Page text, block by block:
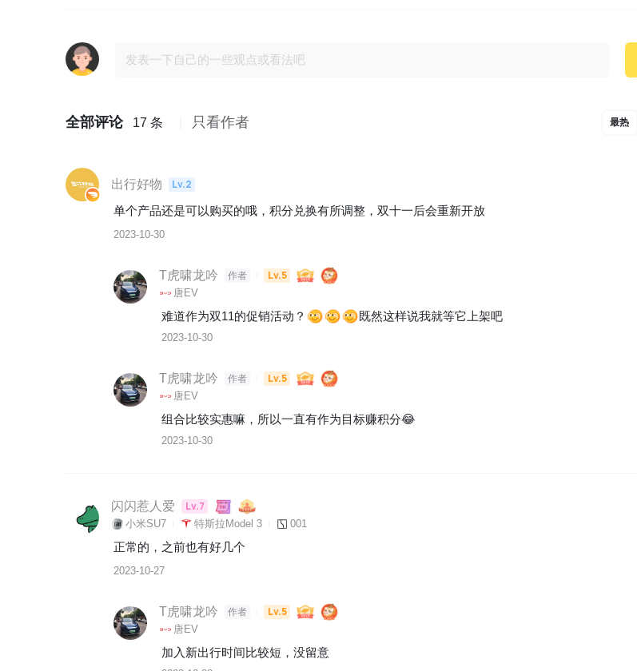
全部评论 17 条 只看作者 最热
出行好物 Lv.2
单个产品还是可以购买的哦，积分兑换有所调整，双十一后会重新开放
2023-10-30
T虎啸龙吟 作者 Lv.5
唐EV
难道作为双11的促销活动？ 既然这样说我就等它上架吧
2023-10-30
T虎啸龙吟 作者 Lv.5
唐EV
组合比较实惠嘛，所以一直有作为目标赚积分😂
2023-10-30
闪闪惹人爱 Lv.7
小米SU7 特斯拉Model 3 001
正常的，之前也有好几个
2023-10-27
T虎啸龙吟 作者 Lv.5
唐EV
加入新出行时间比较短，没留意